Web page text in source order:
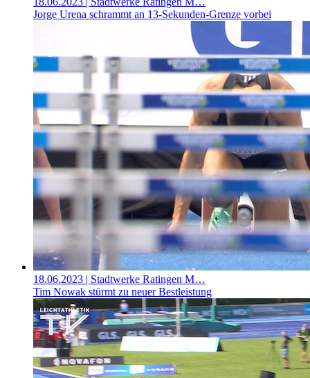
Jorge Urena schrammt an 13-Sekunden-Grenze vorbei
18.06.2023 | Stadtwerke Ratingen M…
Tim Nowak stürmt zu neuer Bestleistung